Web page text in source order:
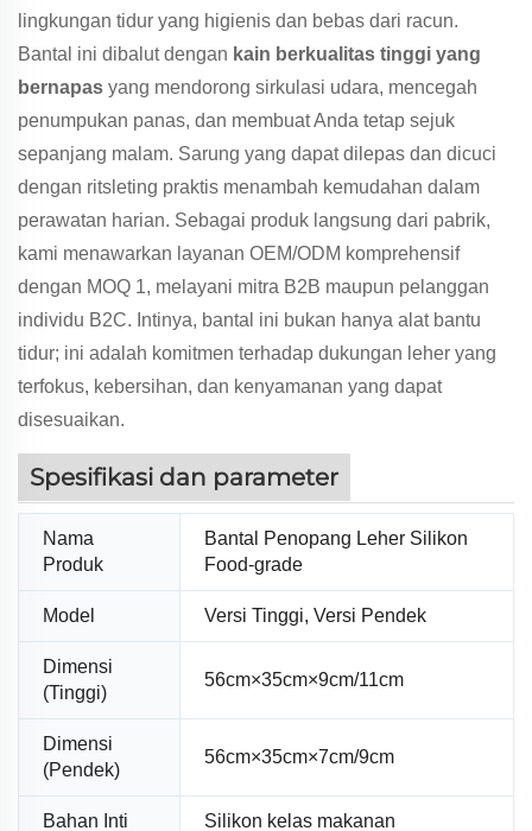
lingkungan tidur yang higienis dan bebas dari racun.
Bantal ini dibalut dengan kain berkualitas tinggi yang
bernapas yang mendorong sirkulasi udara, mencegah
penumpukan panas, dan membuat Anda tetap sejuk
sepanjang malam. Sarung yang dapat dilepas dan dicuci
dengan ritsleting praktis menambah kemudahan dalam
perawatan harian. Sebagai produk langsung dari pabrik,
kami menawarkan layanan OEM/ODM komprehensif
dengan MOQ 1, melayani mitra B2B maupun pelanggan
individu B2C. Intinya, bantal ini bukan hanya alat bantu
tidur; ini adalah komitmen terhadap dukungan leher yang
terfokus, kebersihan, dan kenyamanan yang dapat
disesuaikan.
Spesifikasi dan parameter
Nama
Produk
Bantal Penopang Leher Silikon
Food-grade
Model Versi Tinggi, Versi Pendek
Dimensi
(Tinggi)
56cm×35cm×9cm/11cm
Dimensi
(Pendek)
56cm×35cm×7cm/9cm
Bahan Inti Silikon kelas makanan